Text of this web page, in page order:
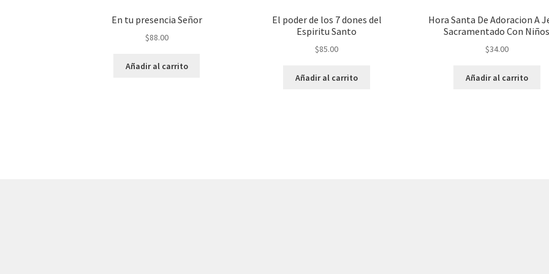
En tu presencia Señor
$88.00
Añadir al carrito
El poder de los 7 dones del
Espiritu Santo
$85.00
Añadir al carrito
Hora Santa De Adoracion A
Sacramentado Con Niños
$34.00
Añadir al carrito